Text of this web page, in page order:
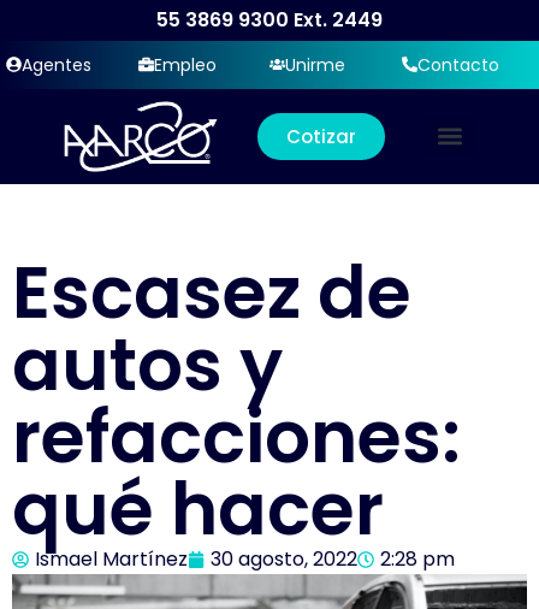
55 3869 9300 Ext. 2449
Agentes Empleo Unirme Contacto
Cotizar
Escasez de
autos y
refacciones:
qué hacer
Ismael Martínez 30 agosto, 2022 2:28 pm